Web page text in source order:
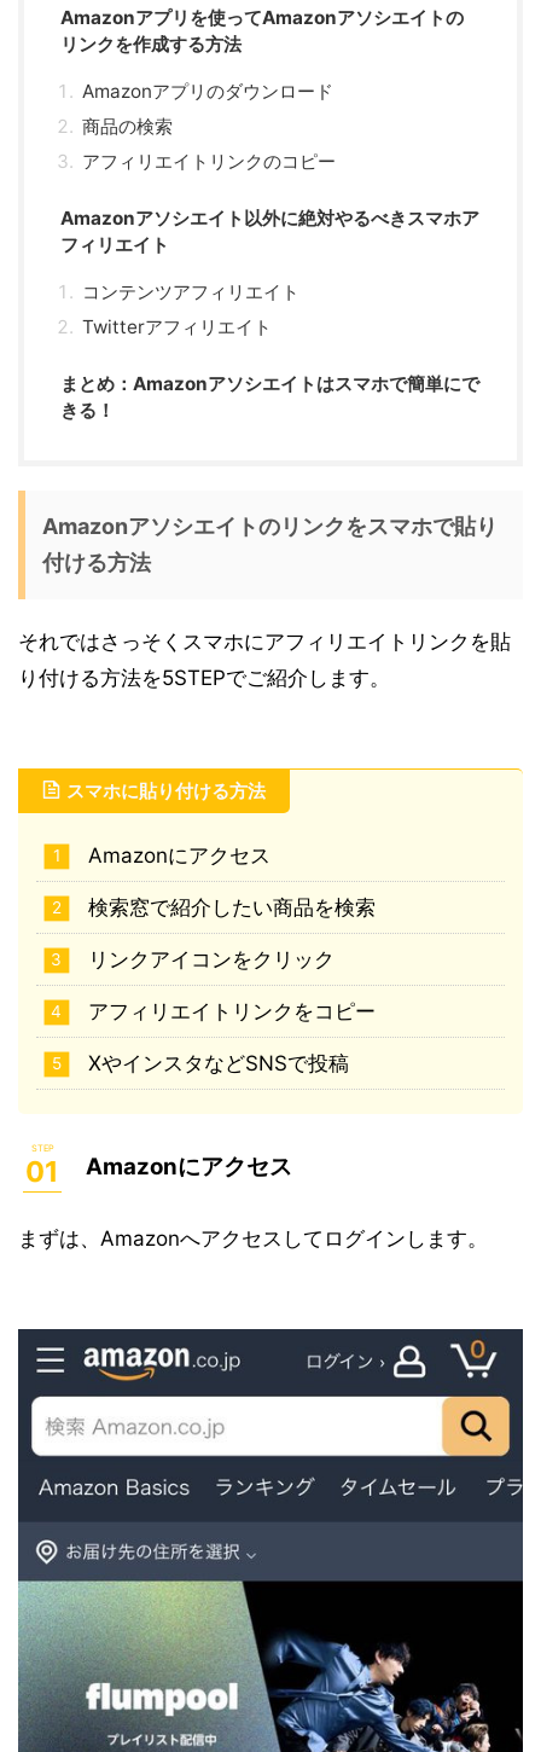
Amazonアプリを使ってAmazonアソシエイトの
リンクを作成する方法
Amazonアプリのダウンロード
商品の検索
アフィリエイトリンクのコピー
Amazonアソシエイト以外に絶対やるべきスマホア
フィリエイト
コンテンツアフィリエイト
Twitterアフィリエイト
まとめ：Amazonアソシエイトはスマホで簡単にで
きる！
Amazonアソシエイトのリンクをスマホで貼り
付ける方法
それではさっそくスマホにアフィリエイトリンクを貼
り付ける方法を5STEPでご紹介します。
スマホに貼り付ける方法
Amazonにアクセス
検索窓で紹介したい商品を検索
リンクアイコンをクリック
アフィリエイトリンクをコピー
XやインスタなどSNSで投稿
Amazonにアクセス
まずは、Amazonへアクセスしてログインします。